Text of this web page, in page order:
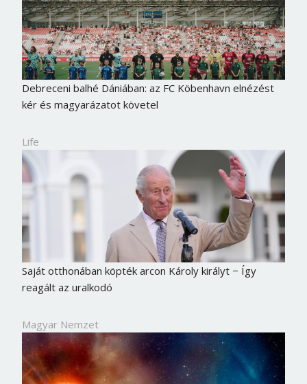
Debreceni balhé Dániában: az FC Köbenhavn elnézést
kér és magyarázatot követel
Life
Saját otthonában köpték arcon Károly királyt − Így
reagált az uralkodó
Magyar Nemzet